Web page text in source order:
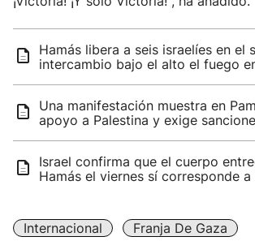
Hamás libera a seis israelíes en el
intercambio bajo el alto el fuego
Una manifestación muestra en
apoyo a Palestina y exige
Israel confirma que el cuerpo
Hamás el viernes sí corresponde a
Internacional
Franja De Gaza